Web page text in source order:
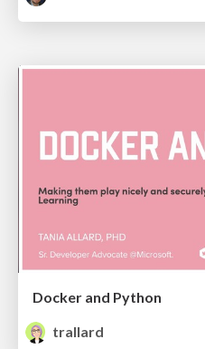
Docker and Python
trallard